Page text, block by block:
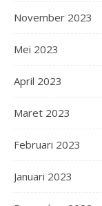
November 2023
Mei 2023
April 2023
Maret 2023
Februari 2023
Januari 2023